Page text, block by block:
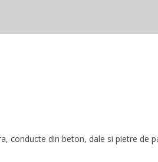
conducte din beton, dale si pietre de